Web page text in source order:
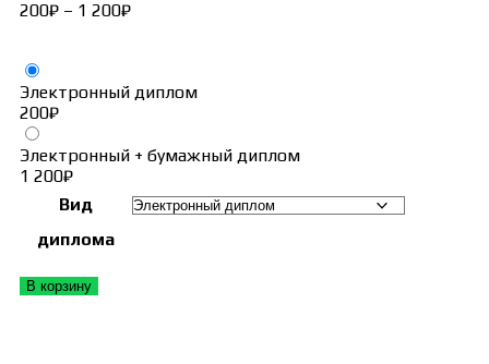
200₽ – 1 200₽
Электронный диплом
200₽
Электронный + бумажный диплом
1 200₽
Вид
диплома
В корзину